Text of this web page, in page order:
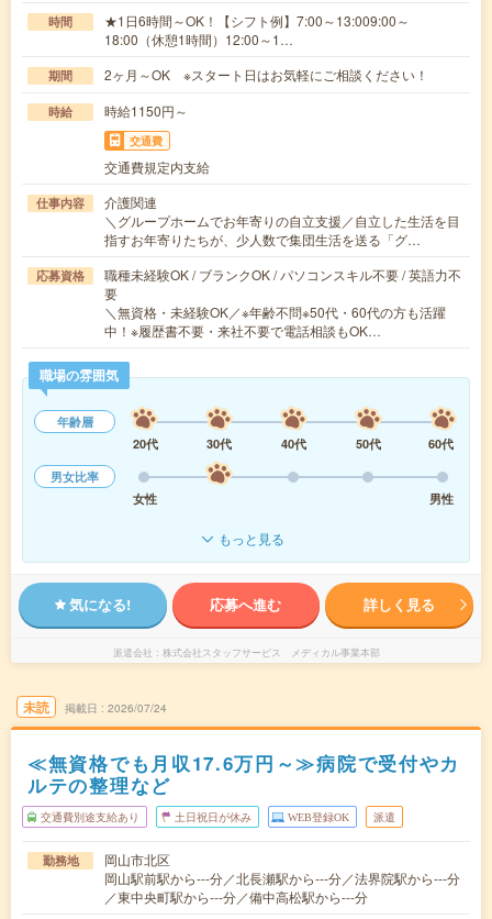
時間
★1日6時間～OK！【シフト例】7:00～13:009:00～
18:00（休憩1時間）12:00～1…
期間 2ヶ月～OK ※スタート日はお気軽にご相談ください！
時給 時給1150円～
交通費
交通費規定内支給
仕事内容
介護関連
＼グループホームでお年寄りの自立支援／自立した生活を目
指すお年寄りたちが、少人数で集団生活を送る「グ…
応募資格
職種未経験OK / ブランクOK / パソコンスキル不要 / 英語力不
要
＼無資格・未経験OK／※年齢不問※50代・60代の方も活躍
中！※履歴書不要・来社不要で電話相談もOK…
職場の雰囲気
年齢層
20代
30代 40代 50代
60代
男女比率
女性
男性
もっと見る
気になる! 応募へ進む 詳しく見る
派遣会社 株式会社スタッフサービス メディカル事業本部
未読 掲載日 2026/07/24
≪無資格でも月収17.6万円～≫病院で受付やカ
ルテの整理など
交通費別途支給あり 土日祝日が休み WEB登録OK 派遣
勤務地
岡山市北区
岡山駅前駅から---分／北長瀬駅から---分／法界院駅から---分
／東中央町駅から---分／備中高松駅から---分